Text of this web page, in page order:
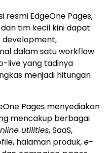
resmi EdgeOne Pages,
tim kecil kini dapat
development,
dalam satu workflow
live yang tadinya
menjadi hitungan
Pages menyediakan
mencakup berbagai
utilities, SaaS,
halaman produk,e-